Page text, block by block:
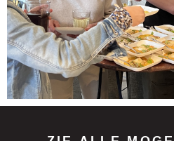
wij staat bekend om zijn op
ervaringen.Of het nu gaat om
een bedrijfsfeest of een
Vries en zijn team zorgen voor
Met aandacht voor detail,
ingrediënten en een passie